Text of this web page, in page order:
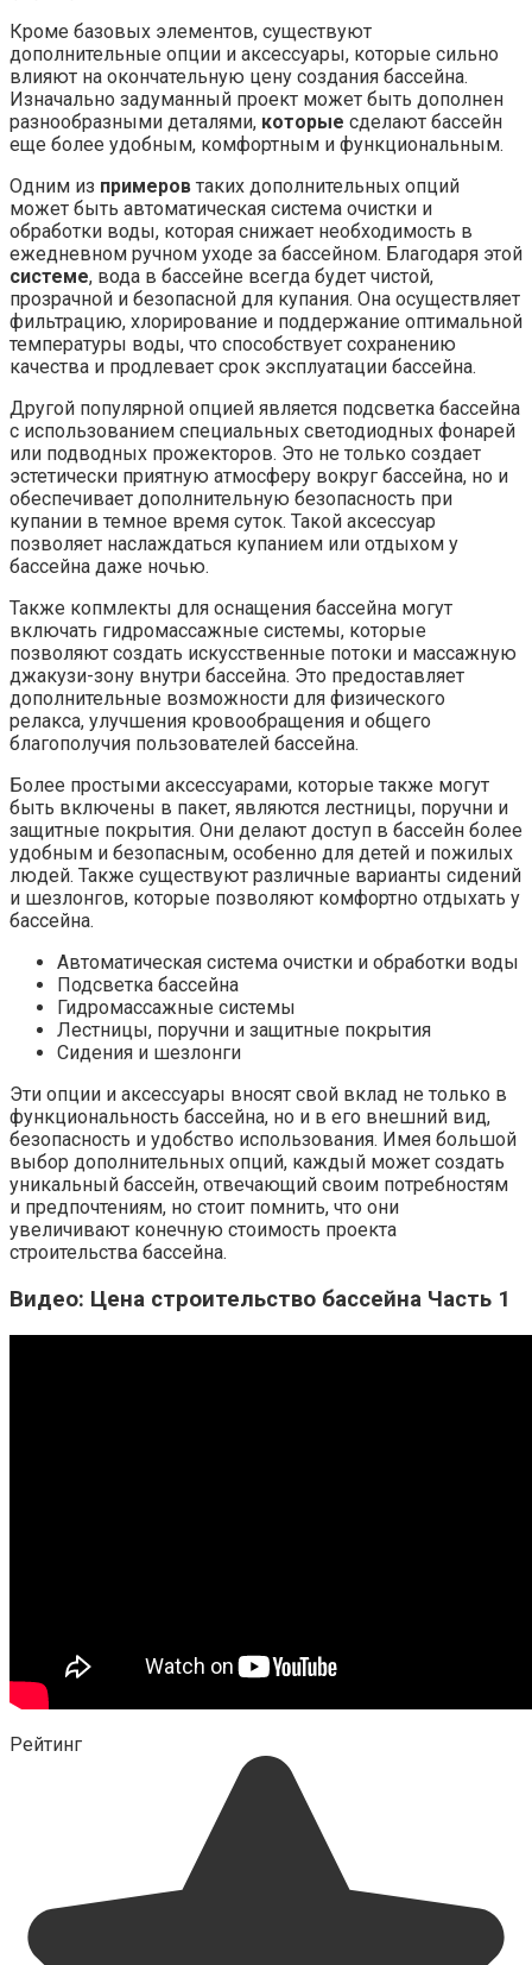
Кроме базовых элементов, существуют
дополнительные опции и аксессуары, которые сильно
влияют на окончательную цену создания бассейна.
Изначально задуманный проект может быть дополнен
разнообразными деталями, которые сделают бассейн
еще более удобным, комфортным и функциональным.
Одним из примеров таких дополнительных опций
может быть автоматическая система очистки и
обработки воды, которая снижает необходимость в
ежедневном ручном уходе за бассейном. Благодаря этой
системе, вода в бассейне всегда будет чистой,
прозрачной и безопасной для купания. Она осуществляет
фильтрацию, хлорирование и поддержание оптимальной
температуры воды, что способствует сохранению
качества и продлевает срок эксплуатации бассейна.
Другой популярной опцией является подсветка бассейна
с использованием специальных светодиодных фонарей
или подводных прожекторов. Это не только создает
эстетически приятную атмосферу вокруг бассейна, но и
обеспечивает дополнительную безопасность при
купании в темное время суток. Такой аксессуар
позволяет наслаждаться купанием или отдыхом у
бассейна даже ночью.
Также копмлекты для оснащения бассейна могут
включать гидромассажные системы, которые
позволяют создать искусственные потоки и массажную
джакузи-зону внутри бассейна. Это предоставляет
дополнительные возможности для физического
релакса, улучшения кровообращения и общего
благополучия пользователей бассейна.
Более простыми аксессуарами, которые также могут
быть включены в пакет, являются лестницы, поручни и
защитные покрытия. Они делают доступ в бассейн более
удобным и безопасным, особенно для детей и пожилых
людей. Также существуют различные варианты сидений
и шезлонгов, которые позволяют комфортно отдыхать у
бассейна.
Автоматическая система очистки и обработки воды
Подсветка бассейна
Гидромассажные системы
Лестницы, поручни и защитные покрытия
Сидения и шезлонги
Эти опции и аксессуары вносят свой вклад не только в
функциональность бассейна, но и в его внешний вид,
безопасность и удобство использования. Имея большой
выбор дополнительных опций, каждый может создать
уникальный бассейн, отвечающий своим потребностям
и предпочтениям, но стоит помнить, что они
увеличивают конечную стоимость проекта
строительства бассейна.
Видео: Цена строительство бассейна Часть 1
Рейтинг